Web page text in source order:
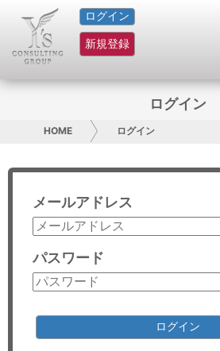
ログイン
新規登録
HOME
サービス紹介
グループ概要
採用情報
お問い合わせ
コンサルティング
リサーチ
ログイン
HOME ログイン
メールアドレス
パスワード
ログイン